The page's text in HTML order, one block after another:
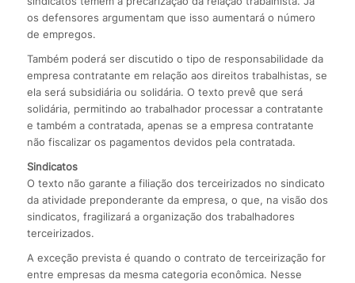
os defensores argumentam que isso aumentará o número
de empregos.
Também poderá ser discutido o tipo de responsabilidade da
empresa contratante em relação aos direitos trabalhistas, se
ela será subsidiária ou solidária. O texto prevê que será
solidária, permitindo ao trabalhador processar a contratante
e também a contratada, apenas se a empresa contratante
não fiscalizar os pagamentos devidos pela contratada.
Sindicatos
O texto não garante a filiação dos terceirizados no sindicato
da atividade preponderante da empresa, o que, na visão dos
sindicatos, fragilizará a organização dos trabalhadores
terceirizados.
A exceção prevista é quando o contrato de terceirização for
entre empresas da mesma categoria econômica. Nesse